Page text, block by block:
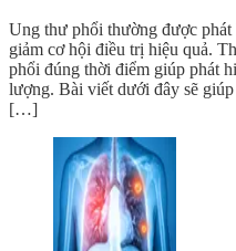
Ung thư phổi thường được
giảm cơ hội điều trị hiệu quả.
phổi đúng thời điểm giúp phát
lượng. Bài viết dưới đây sẽ
[…]